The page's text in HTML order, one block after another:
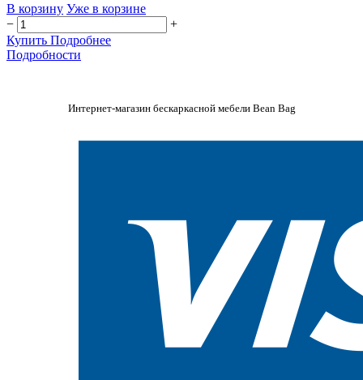
В корзину Уже в корзине
−
+
Купить Подробнее
Подробности
Интернет-магазин бескаркасной мебели Bean Bag